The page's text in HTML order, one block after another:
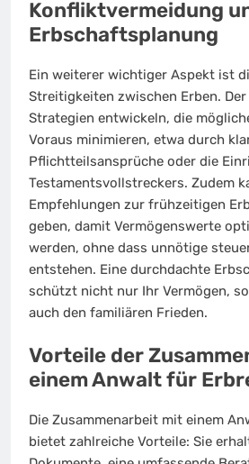
Konfliktvermeidung
Erbschaftsplanung
Ein weiterer wichtiger Aspekt ist
Streitigkeiten zwischen Erben.
Strategien entwickeln, die
Voraus minimieren, etwa durch
Pflichtteilsansprüche oder die
Testamentsvollstreckers. Zudem
Empfehlungen zur frühzeitigen
geben, damit Vermögenswerte
werden, ohne dass unnötige
entstehen. Eine durchdachte
schützt nicht nur Ihr Vermögen,
auch den familiären Frieden.
Vorteile der
einem Anwalt für
Die Zusammenarbeit mit einem
bietet zahlreiche Vorteile: Sie